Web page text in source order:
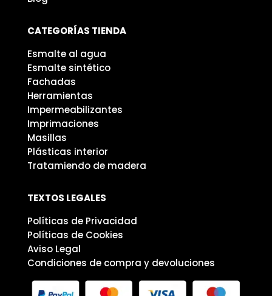
CATEGORÍAS TIENDA
Esmalte al agua
Esmalte sintético
Fachadas
Herramientas
Impermeabilizantes
Imprimaciones
Masillas
Plásticas interior
Tratamiendo de madera
TEXTOS LEGALES
Políticas de Privacidad
Políticas de Cookies
Aviso Legal
Condiciones de compra y devoluciones